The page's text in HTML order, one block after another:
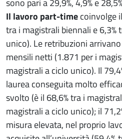
Il lavoro part-timecoinvolge
tra i magistrali biennali e 6,3%
unico). Le retribuzioni
mensili netti (1.871 per i
magistrali a ciclo unico). Il
laurea conseguita molto
svolto (è il 68,6% tra i
magistrali a ciclo unico); il
misura elevata, nel proprio